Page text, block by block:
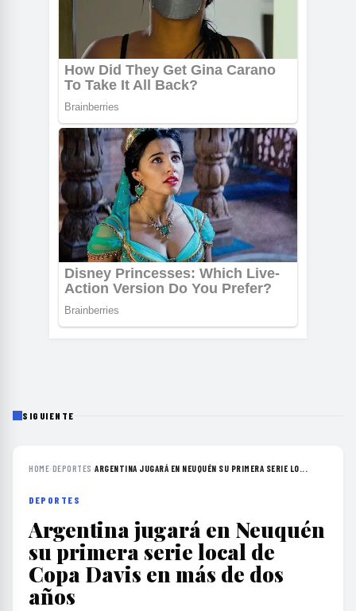
SIGUIENTE
HOME›DEPORTES ›ARGENTINA JUGARÁ EN NEUQUÉN SU PRIMERA SERIE LO...
DEPORTES
Argentina jugará en Neuquén
su primera serie local de
Copa Davis en más de dos
años